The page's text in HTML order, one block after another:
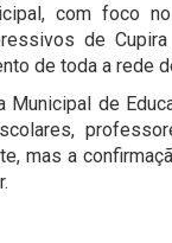
com foco
de
de toda a rede
de
mas a